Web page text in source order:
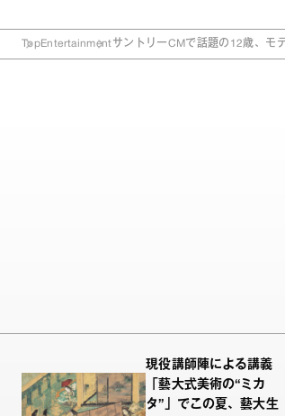
TopEntertainmentサントリーCMで話題の12歳、モ
現役講師陣による講義
「藝大式美術の“ミカ
タ”」でこの夏、藝大生